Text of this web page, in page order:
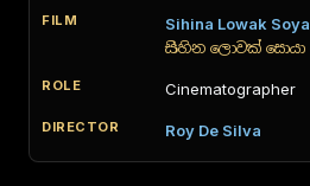
Sihina Lowak Soya
සිහින ලොවක් සොයා
Cinematographer
Roy De Silva